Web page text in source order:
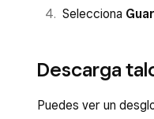
Selecciona
Descarga
Puedes ver un